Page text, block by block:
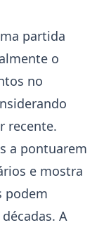
partida
o
no
recente.
a pontuarem
e mostra
podem
A